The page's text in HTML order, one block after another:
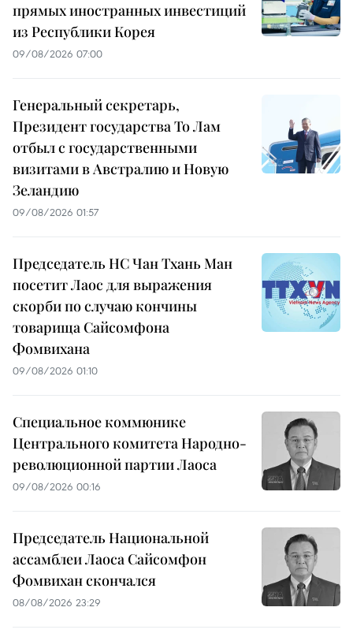
прямых иностранных инвестиций
из Республики Корея
09/08/2026 07:00
Генеральный секретарь,
Президент государства То Лам
отбыл с государственными
визитами в Австралию и Новую
Зеландию
09/08/2026 01:57
Председатель НС Чан Тхань Ман
посетит Лаос для выражения
скорби по случаю кончины
товарища Сайсомфона
Фомвихана
09/08/2026 01:10
Специальное коммюнике
Центрального комитета Народно-
революционной партии Лаоса
09/08/2026 00:16
Председатель Национальной
ассамблеи Лаоса Сайсомфон
Фомвихан скончался
08/08/2026 23:29